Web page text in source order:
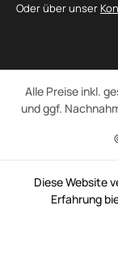
Oder über unser
Alle Preise inkl.
und ggf.
Diese Website
Erfahrung